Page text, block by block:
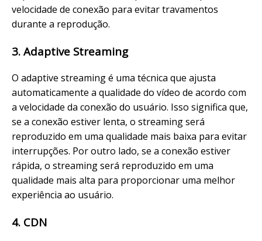
velocidade de conexão para evitar travamentos
durante a reprodução.
3. Adaptive Streaming
O adaptive streaming é uma técnica que ajusta
automaticamente a qualidade do vídeo de acordo com
a velocidade da conexão do usuário. Isso significa que,
se a conexão estiver lenta, o streaming será
reproduzido em uma qualidade mais baixa para evitar
interrupções. Por outro lado, se a conexão estiver
rápida, o streaming será reproduzido em uma
qualidade mais alta para proporcionar uma melhor
experiência ao usuário.
4. CDN